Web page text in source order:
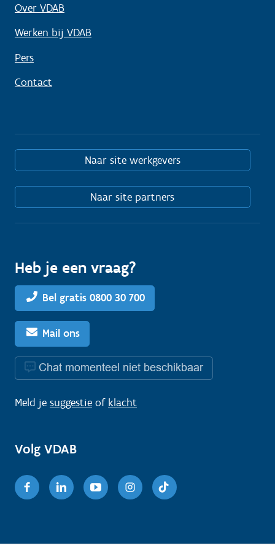
Over VDAB
Werken bij VDAB
Pers
Contact
Naar site werkgevers
Naar site partners
Heb je een vraag?
Bel gratis 0800 30 700
Mail ons
Chat momenteel niet beschikbaar
Meld je suggestie of klacht
Volg VDAB
FacebookLinkedinYoutubeInstagram